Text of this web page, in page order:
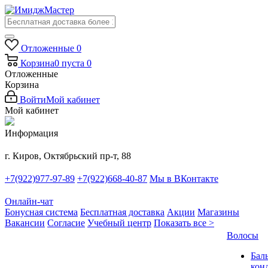
Отложенные 0
Корзина0 пуста 0
Отложенные
Корзина
ВойтиМой кабинет
Мой кабинет
Информация
г. Киров, Октябрьский пр-т, 88
+7(922)977-97-89 +7(922)668-40-87 Мы в ВКонтакте
Онлайн-чат
Бонусная система Бесплатная доставка Акции Магазины
Вакансии Согласие Учебный центр Показать все >
Волосы